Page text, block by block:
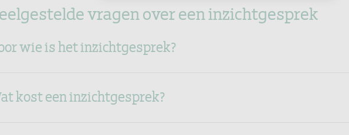
vragen over een inzichtgesprek
wie is het inzichtgesprek?
kost een inzichtgesprek?